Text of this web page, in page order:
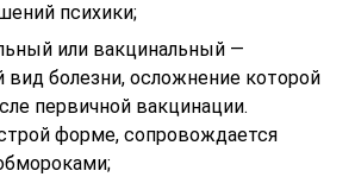
психики;
или вакцинальный —
болезни, осложнение которой
первичной вакцинации.
форме, сопровождается